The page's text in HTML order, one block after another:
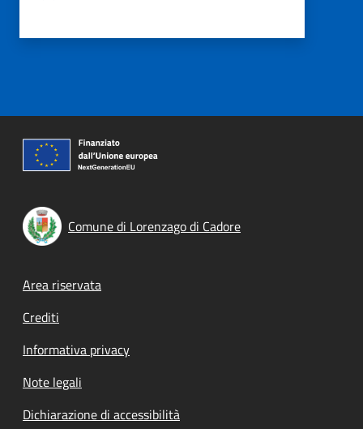
Comune di Lorenzago di Cadore
Footer menu
Area riservata
Crediti
Informativa privacy
Note legali
Dichiarazione di accessibilità